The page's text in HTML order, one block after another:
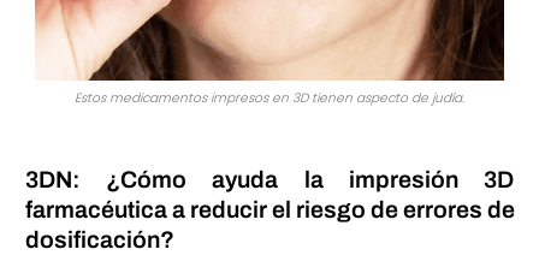
Estos medicamentos impresos en 3D tienen aspecto de judía.
3DN: ¿Cómo ayuda la impresión 3D
farmacéutica a reducir el riesgo de errores de
dosificación?